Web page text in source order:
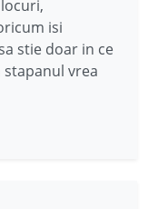
isi
stie doar in ce
vrea